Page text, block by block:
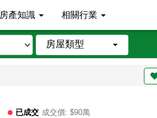
房產知識 相關行業
房屋類型
已成交 成交價: $90萬